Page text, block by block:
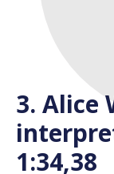
3. Alice
1:34,38